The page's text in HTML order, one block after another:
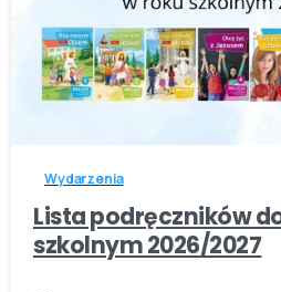
Wydarzenia
Lista podręczników
szkolnym 2026/2027